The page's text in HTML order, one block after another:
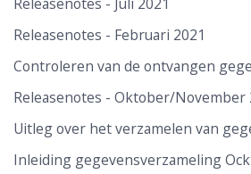
Melding Ockto na aanleveren
Klantreis in beeld
Foutmelding BOA over verwerken
Releasenotes - Februari 2021
Controleren van de ontvangen
Releasenotes - Oktober/November
Uitleg over het verzamelen van
Inleiding gegevensverzameling